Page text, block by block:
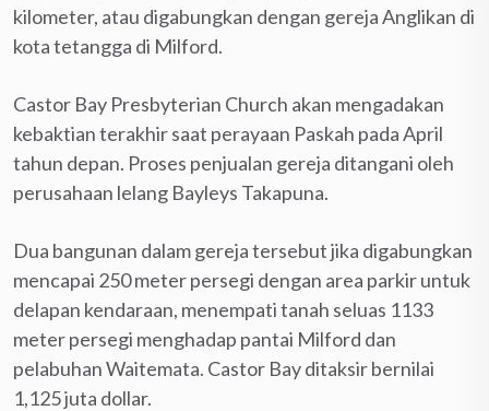
kilometer, atau digabungkan dengan gereja Anglikan di
kota tetangga di Milford.
Castor Bay Presbyterian Church akan mengadakan
kebaktian terakhir saat perayaan Paskah pada April
tahun depan. Proses penjualan gereja ditangani oleh
perusahaan lelang Bayleys Takapuna.
Dua bangunan dalam gereja tersebut jika digabungkan
mencapai 250 meter persegi dengan area parkir untuk
delapan kendaraan, menempati tanah seluas 1133
meter persegi menghadap pantai Milford dan
pelabuhan Waitemata. Castor Bay ditaksir bernilai
1,125 juta dollar.